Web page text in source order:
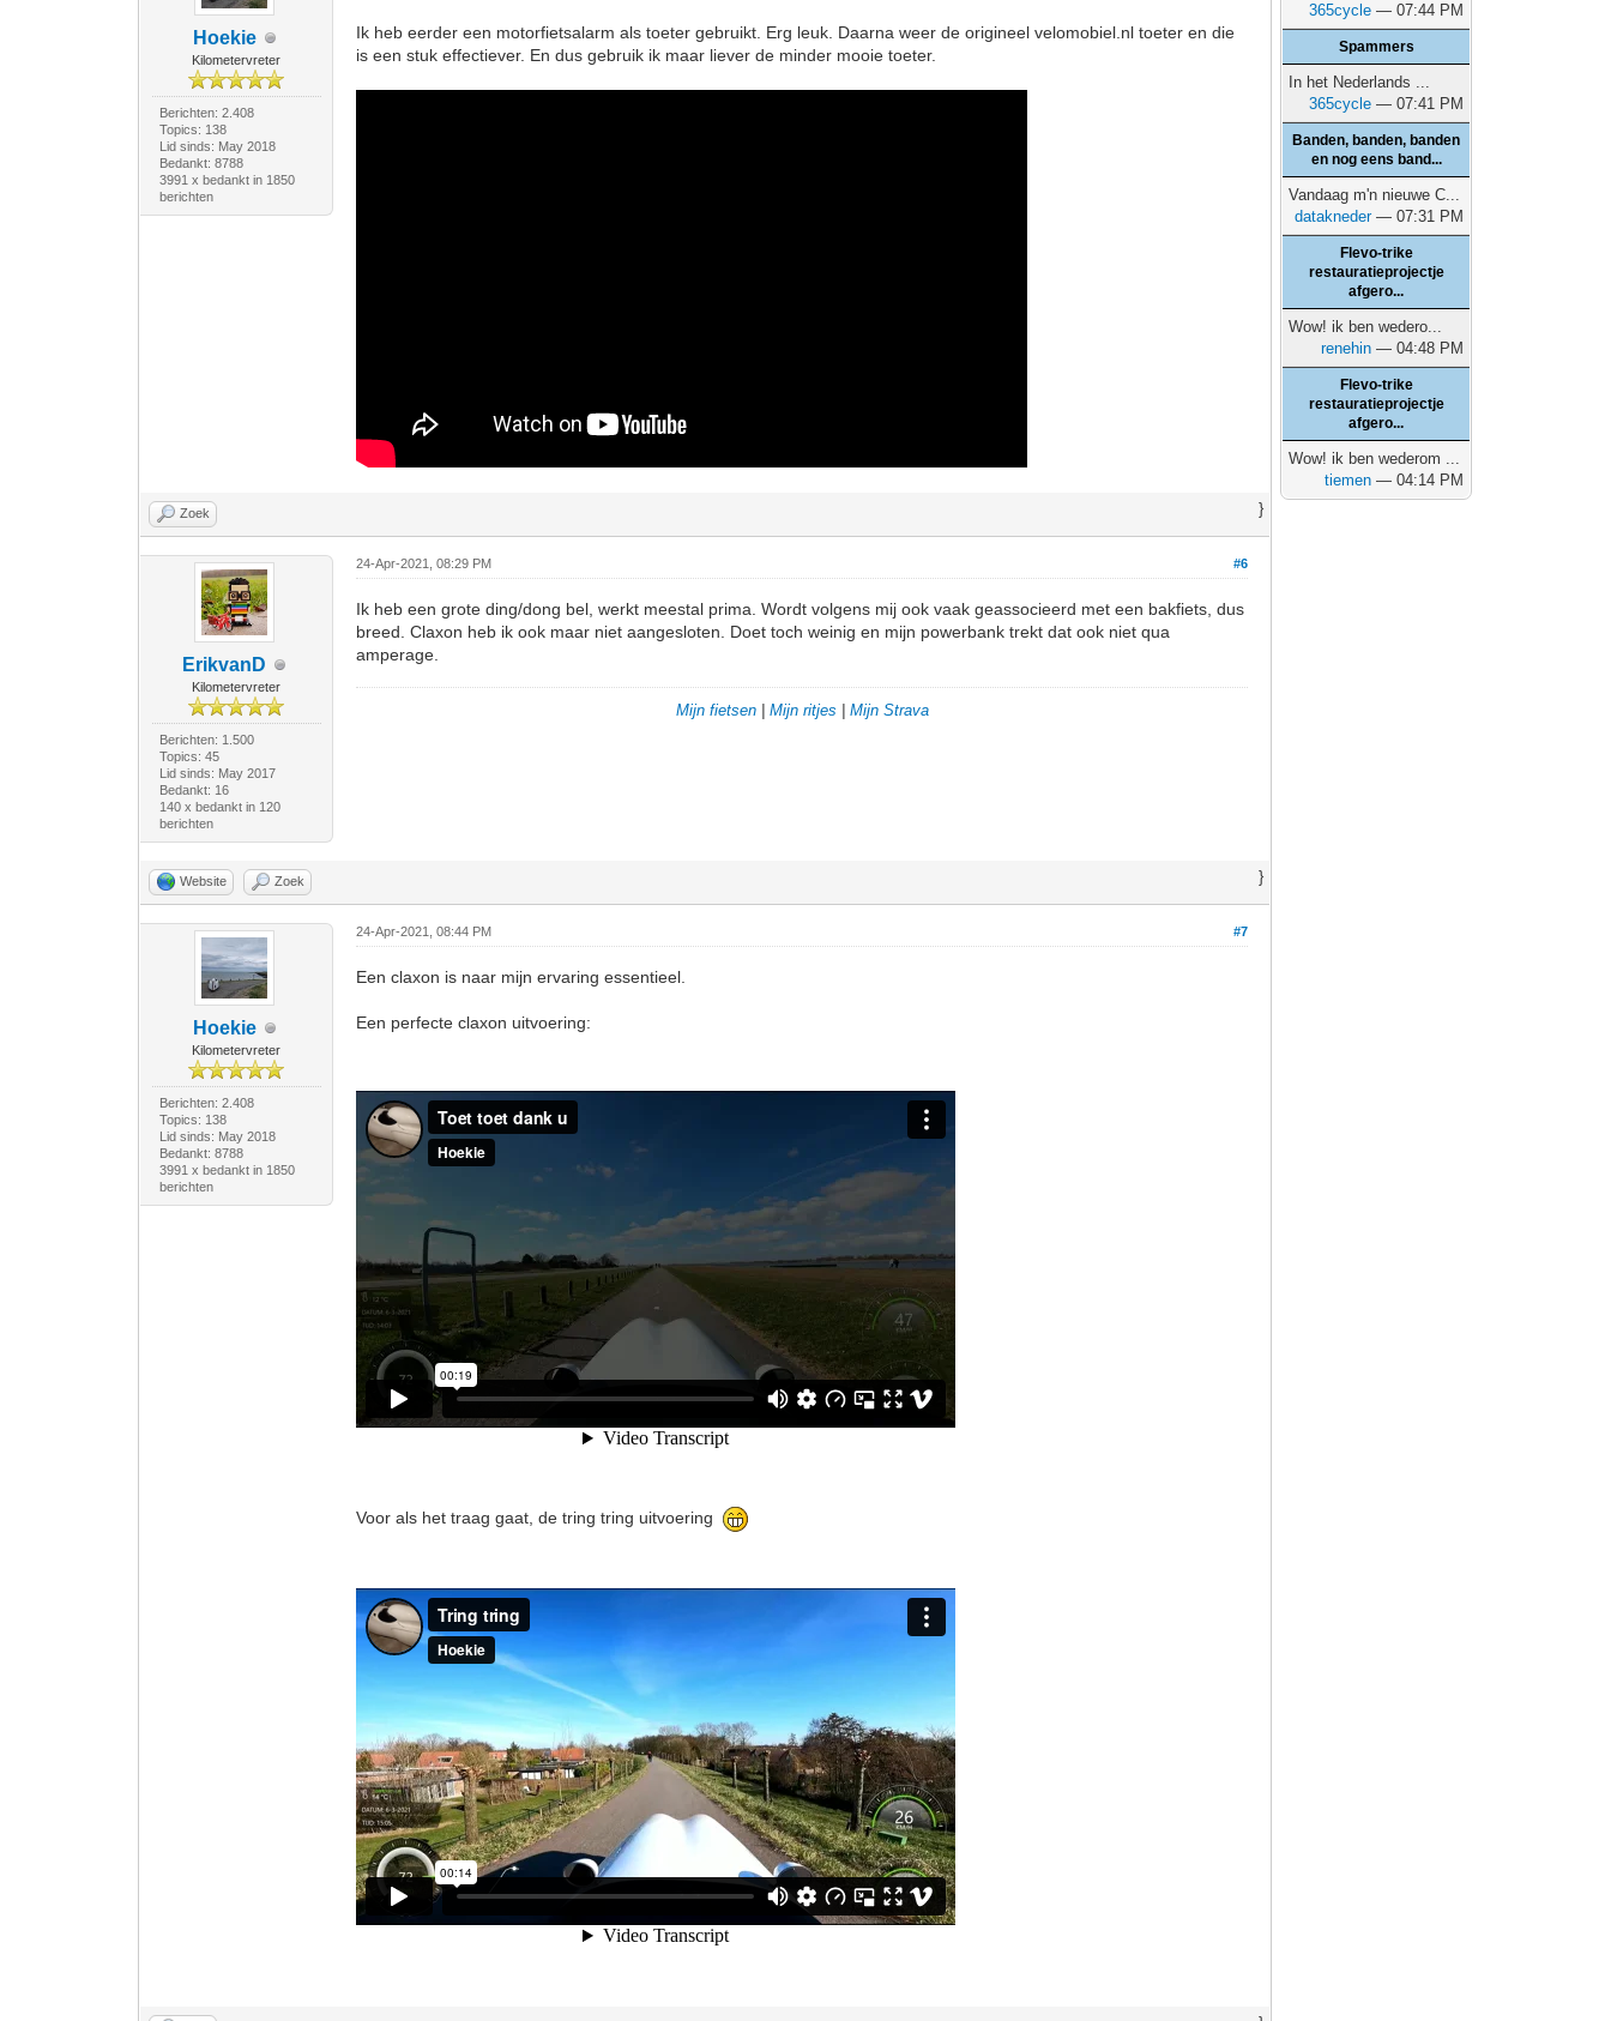
Hoekie
Kilometervreter
Berichten: 2.408
Topics: 138
Lid sinds: May 2018
Bedankt: 8788
3991 x bedankt in 1850
berichten
Ik heb eerder een motorfietsalarm als toeter gebruikt. Erg leuk. Daarna weer de origineel velomobiel.nl toeter en die
is een stuk effectiever. En dus gebruik ik maar liever de minder mooie toeter.
Zoek }
ErikvanD
Kilometervreter
Berichten: 1.500
Topics: 45
Lid sinds: May 2017
Bedankt: 16
140 x bedankt in 120
berichten
#6
24-Apr-2021, 08:29 PM
Ik heb een grote ding/dong bel, werkt meestal prima. Wordt volgens mij ook vaak geassocieerd met een bakfiets, dus
breed. Claxon heb ik ook maar niet aangesloten. Doet toch weinig en mijn powerbank trekt dat ook niet qua
amperage.
Mijn fietsen| Mijn ritjes Mijn Strava
Website Zoek }
Hoekie
Kilometervreter
Berichten: 2.408
Topics: 138
Lid sinds: May 2018
Bedankt: 8788
3991 x bedankt in 1850
berichten
#7
24-Apr-2021, 08:44 PM
Een claxon is naar mijn ervaring essentieel.
Een perfecte claxon uitvoering:
Voor als het traag gaat, de tring tring uitvoering
365cycle — 07:44 PM
Spammers
In het Nederlands ...
365cycle — 07:41 PM
Banden, banden, banden
en nog eens band...
Vandaag m'n nieuwe C...
datakneder— 07:31 PM
Flevo-trike
restauratieprojectje
afgero...
Wow! ik ben wedero...
renehin — 04:48 PM
Flevo-trike
restauratieprojectje
afgero...
Wow! ik ben wederom ...
tiemen — 04:14 PM